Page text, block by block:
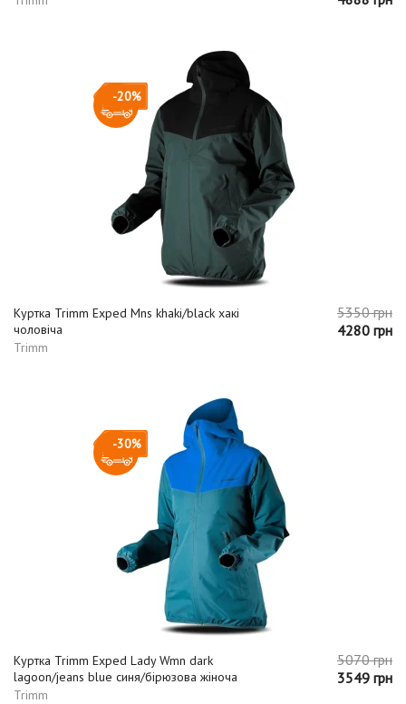
-20%
Куртка Trimm Exped Mns khaki/black хакі
чоловіча
Trimm
5350 грн
4280 грн
-30%
Куртка Trimm Exped Lady Wmn dark
lagoon/jeans blue синя/бірюзова жіноча
Trimm
5070 грн
3549 грн